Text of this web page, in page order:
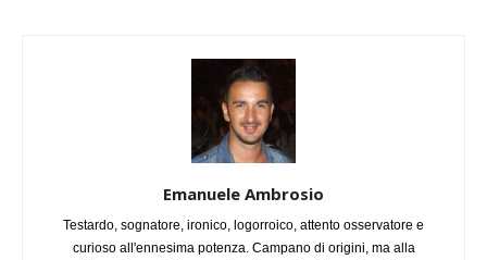
Emanuele Ambrosio
Testardo, sognatore, ironico, logorroico, attento osservatore e
curioso all'ennesima potenza. Campano di origini, ma alla